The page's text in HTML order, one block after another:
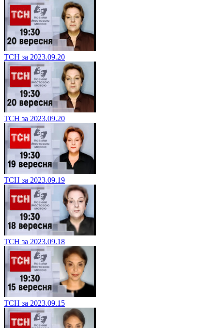
ТСН за 2023.09.20
ТСН за 2023.09.20
ТСН за 2023.09.19
ТСН за 2023.09.18
ТСН за 2023.09.15